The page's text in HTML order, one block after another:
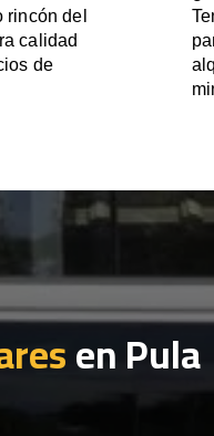
del
calidad
de
en Pula